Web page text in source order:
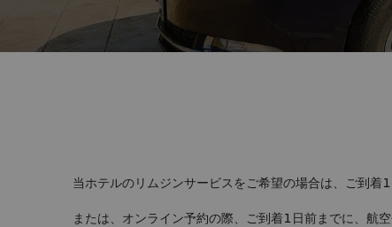
当ホテルのリムジンサービスをご希望の場合は、ご到
または、オンライン予約の際、ご到着1日前までに、航